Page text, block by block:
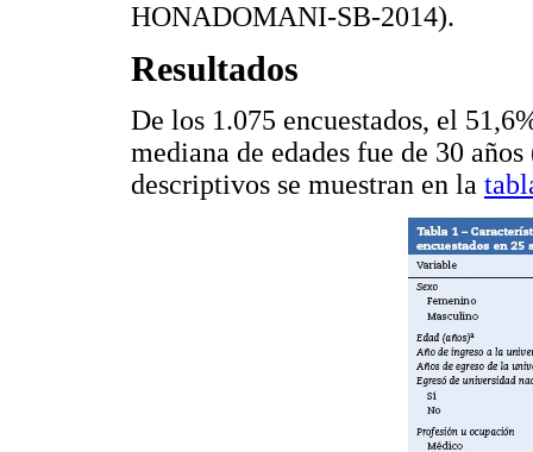
HONADOMANI-SB-2014).
Resultados
De los 1.075 encuestados, el
mediana de edades fue de 30
descriptivos se muestran en la